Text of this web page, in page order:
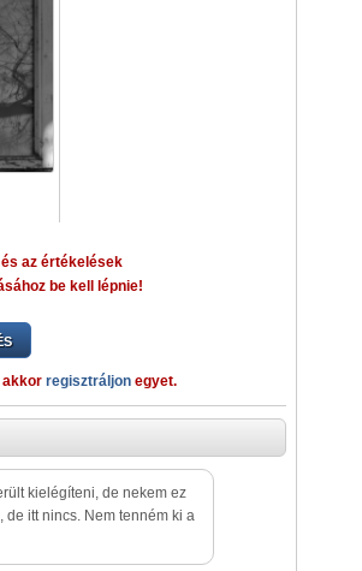
az értékelések
be kell lépnie!
akkor regisztráljon egyet.
kielégíteni, de nekem ez
itt nincs. Nem tenném ki a